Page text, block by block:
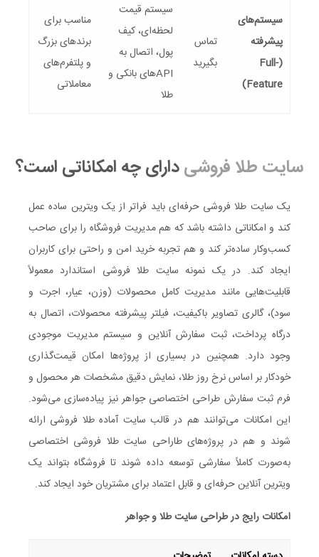
سیستم‌های
پیشرفته
(Full-
Feature)
تماس
بگیرید
سیستم قیمت
لحظه‌ای، کیف
پول، اتصال به
APIهای بانکی و
طلا
مناسب برای
برندهای بزرگ
و پلتفرم‌های
معاملاتی
سایت طلا فروشیدارای چه امکاناتی است؟
یک سایت طلا فروشی حرفه‌ای باید فراتر از یک ویترین ساده عمل
کند و امکاناتی داشته باشد که هم مدیریت فروشگاه را برای صاحب
کسب‌وکار ساده‌تر کند و هم تجربه خرید امن و راحتی برای کاربران
ایجاد کند. در یک نمونه سایت طلا فروشی استاندارد معمولاً
قابلیت‌هایی مانند مدیریت کامل محصولات (وزن، عیار، اجرت و
سود)، گالری تصاویر باکیفیت، فیلتر پیشرفته محصولات، اتصال به
درگاه پرداخت، ثبت سفارش آنلاین و سیستم مدیریت موجودی
وجود دارد. همچنین در بسیاری از پروژه‌ها امکان قیمت‌گذاری
خودکار بر اساس نرخ روز طلا، نمایش دقیق مشخصات هر محصول و
فرم ثبت سفارش طراحی اختصاصی جواهر نیز پیاده‌سازی می‌شود.
این امکانات می‌توانند هم در قالب سایت آماده طلا فروشی ارائه
شوند و هم در پروژه‌های طاراحی سایت طلا فروشی اختصاصی
به‌صورت کاملاً سفارشی توسعه داده شوند تا فروشگاه بتواند یک
ویترین آنلاین حرفه‌ای و قابل اعتماد برای مشتریان خود ایجاد کند.
امکانات رایج در طراحی سایت طلا و جواهر